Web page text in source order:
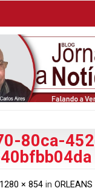
80ca-
1280 × 854 in